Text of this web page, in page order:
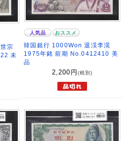
宗
未
人気品 おススメ
韓国銀行 1000Won 退渓李滉
1975年銘 前期 No.0412410 美
品
2,200 円 (税別)